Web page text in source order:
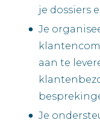
je dossiers
Je
aan te
Je